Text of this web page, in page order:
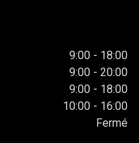
9:00 - 18:00
9:00 - 20:00
9:00 - 18:00
10:00 - 16:00
Fermé